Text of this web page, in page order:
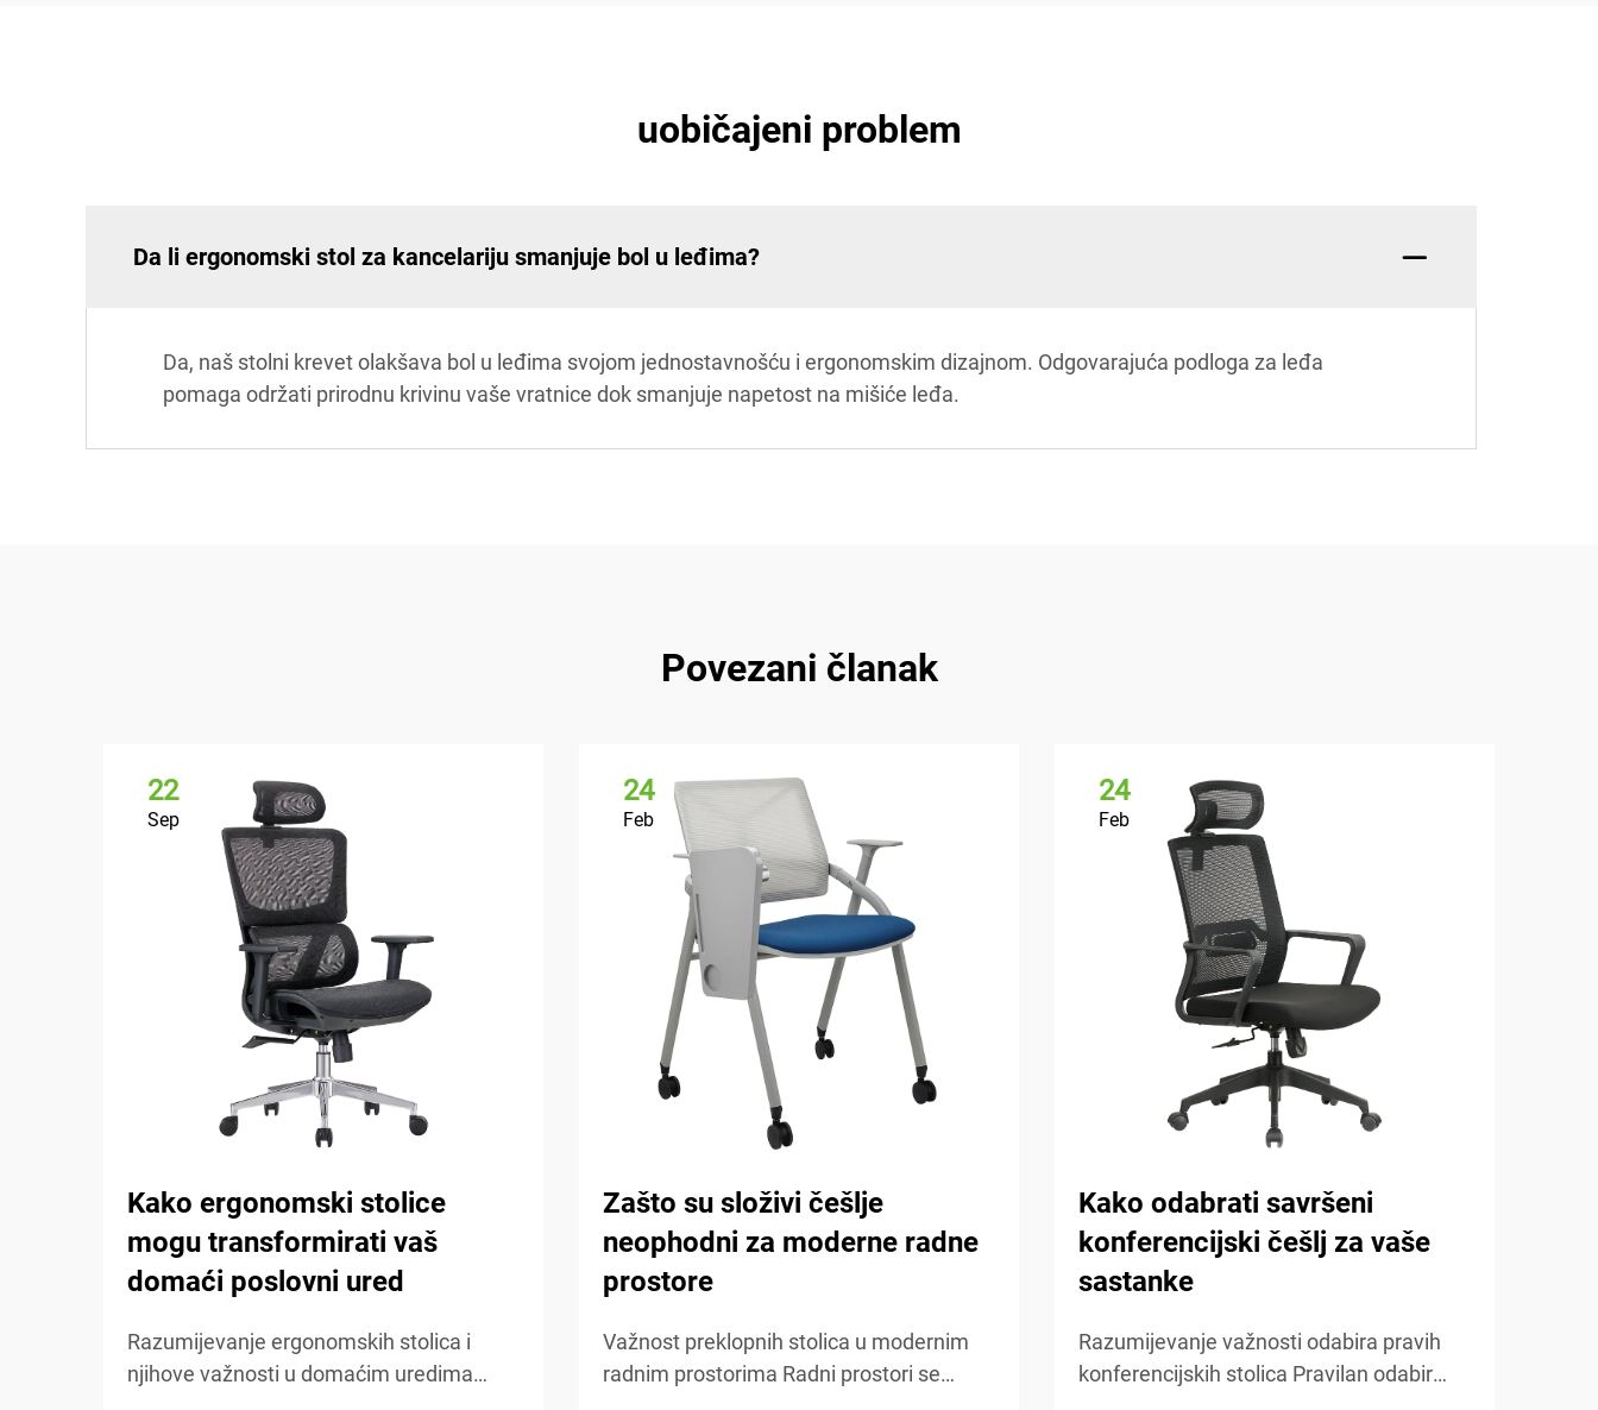
uobičajeni problem
Da li ergonomski stol za kancelariju smanjuje bol u leđima?
Da, naš stolni krevet olakšava bol u leđima svojom jednostavnošću i ergonomskim dizajnom. Odgovarajuća podloga za leđa
pomaga održati prirodnu krivinu vaše vratnice dok smanjuje napetost na mišiće leđa.
Povezani članak
22
Sep
Kako ergonomski stolice
mogu transformirati vaš
domaći poslovni ured
Razumijevanje ergonomskih stolica i
njihove važnosti u domaćim uredima
24
Feb
Zašto su složivi češlje
neophodni za moderne radne
prostore
Važnost preklopnih stolica u modernim
radnim prostorima Radni prostori se
24
Feb
Kako odabrati savršeni
konferencijski češlj za vaše
sastanke
Razumijevanje važnosti odabira pravih
konferencijskih stolica Pravilan odabir